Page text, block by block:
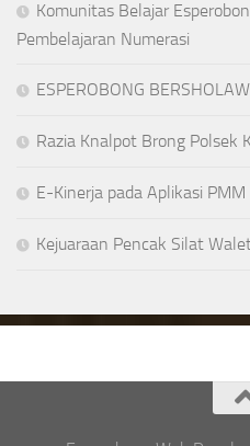
Komunitas Belajar
Pembelajaran Numerasi
ESPEROBONG
Razia Knalpot Brong Polsek
E-Kinerja pada Aplikasi PMM
Kejuaraan Pencak Silat